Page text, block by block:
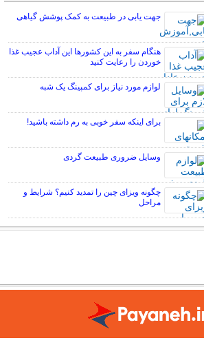
جهت یابی در طبیعت به کمک پوشش گیاهی
هنگام سفر به این کشورها این آداب عجیب غذا
خوردن را رعایت کنید
لوازم مورد نیاز برای کمپینگ یک شبه
برای اینکه سفر خوبی به رم داشته باشید!
وسایل ضروری طبیعت گردی
چگونه ویزای چین را تمدید کنیم؟ شرایط و
مراحل